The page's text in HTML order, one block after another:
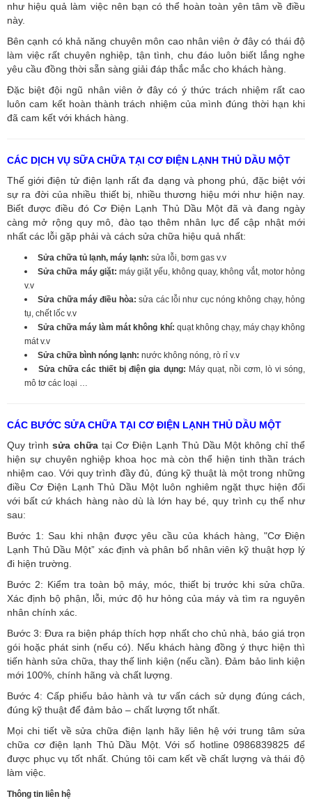
như hiệu quả làm việc nên bạn có thể hoàn toàn yên tâm về điều
này.
Bên cạnh có khả năng chuyên môn cao nhân viên ở đây có thái độ
làm việc rất chuyên nghiệp, tận tình, chu đáo luôn biết lắng nghe
yêu cầu đồng thời sẵn sàng giải đáp thắc mắc cho khách hàng.
Đặc biệt đội ngũ nhân viên ở đây có ý thức trách nhiệm rất cao
luôn cam kết hoàn thành trách nhiệm của mình đúng thời hạn khi
đã cam kết với khách hàng.
CÁC DỊCH VỤ SỮA CHỮA TẠI CƠ ĐIỆN LẠNH THỦ DẦU MỘT
Thế giới điện tử điện lạnh rất đa dạng và phong phú, đặc biệt với
sự ra đời của nhiều thiết bị, nhiều thương hiệu mới như hiện nay.
Biết được điều đó Cơ Điện Lạnh Thủ Dầu Một đã và đang ngày
càng mở rộng quy mô, đào tạo thêm nhân lực để cập nhật mới
nhất các lỗi gặp phải và cách sửa chữa hiệu quả nhất:
Sửa chữa tủ lạnh, máy lạnh: sửa lỗi, bơm gas v.v
Sửa chữa máy giặt:máy giặt yếu, không quay, không vắt, motor hỏng
v.v
Sửa chữa máy điều hòa: sửa các lỗi như cục nóng không chạy, hỏng
tụ, chết lốc v.v
Sửa chữa máy làm mát không khí: quạt không chạy, máy chạy không
mát v.v
Sửa chữa bình nóng lạnh: nước không nóng, rò rỉ v.v
Sửa chữa các thiết bị điện gia dụng: Máy quạt, nồi cơm, lò vi sóng,
mô tơ các loại …
CÁC BƯỚC SỬA CHỮA TẠI CƠ ĐIỆN LẠNH THỦ DẦU MỘT
Quy trình sửa chữa tại Cơ Điện Lạnh Thủ Dầu Một không chỉ thể
hiện sự chuyên nghiệp khoa học mà còn thể hiện tinh thần trách
nhiệm cao. Với quy trình đầy đủ, đúng kỹ thuật là một trong những
điều Cơ Điện Lạnh Thủ Dầu Một luôn nghiêm ngặt thực hiện đối
với bất cứ khách hàng nào dù là lớn hay bé, quy trình cụ thể như
sau:
Bước 1: Sau khi nhận được yêu cầu của khách hàng, "Cơ Điện
Lạnh Thủ Dầu Một” xác định và phân bổ nhân viên kỹ thuật hợp lý
đi hiện trường.
Bước 2: Kiểm tra toàn bộ máy, móc, thiết bị trước khi sửa chữa.
Xác định bộ phận, lỗi, mức độ hư hỏng của máy và tìm ra nguyên
nhân chính xác.
Bước 3: Đưa ra biện pháp thích hợp nhất cho chủ nhà, báo giá trọn
gói hoặc phát sinh (nếu có). Nếu khách hàng đồng ý thực hiện thì
tiến hành sửa chữa, thay thế linh kiện (nếu cần). Đảm bảo linh kiện
mới 100%, chính hãng và chất lượng.
Bước 4: Cấp phiếu bảo hành và tư vấn cách sử dụng đúng cách,
đúng kỹ thuật để đảm bảo – chất lượng tốt nhất.
Mọi chi tiết về sửa chữa điện lạnh hãy liên hệ với trung tâm sửa
chữa cơ điện lạnh Thủ Dầu Một. Với số hotline 0986839825 để
được phục vụ tốt nhất. Chúng tôi cam kết về chất lượng và thái độ
làm việc.
Thông tin liên hệ